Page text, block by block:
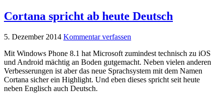
Cortana spricht ab heute Deutsch
5. Dezember 2014 Kommentar verfassen
Mit Windows Phone 8.1 hat Microsoft zumindest technisch zu iOS
und Android mächtig an Boden gutgemacht. Neben vielen anderen
Verbesserungen ist aber das neue Sprachsystem mit dem Namen
Cortana sicher ein Highlight. Und eben dieses spricht seit heute
neben Englisch auch Deutsch.